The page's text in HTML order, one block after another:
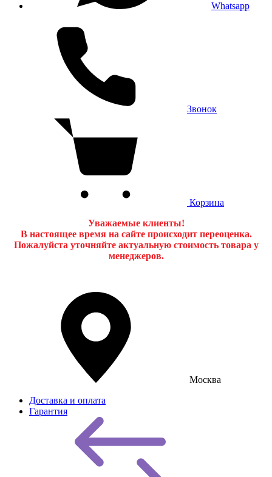
Whatsapp
Звонок
Корзина
Уважаемые клиенты!
В настоящее время на сайте происходит переоценка.
Пожалуйста уточняйте актуальную стоимость товара у
менеджеров.
Москва
Доставка и оплата
Гарантия